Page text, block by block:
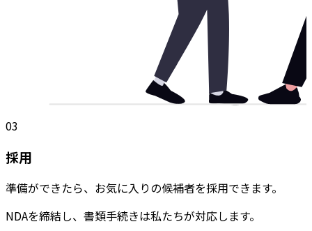
03
採用
準備ができたら、お気に入りの候補者を採用できます。
NDAを締結し、書類手続きは私たちが対応します。